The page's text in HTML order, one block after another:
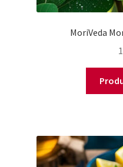
MoriVeda